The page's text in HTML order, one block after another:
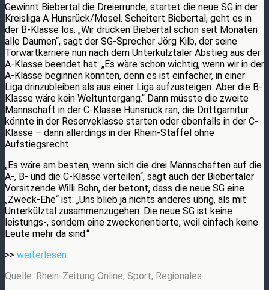
Gewinnt Biebertal die Dreierrunde, startet die neue SG in der
Kreisliga A Hunsrück/Mosel. Scheitert Biebertal, geht es in
der B-Klasse los. „Wir drücken Biebertal schon seit Monaten
alle Daumen“, sagt der SG-Sprecher Jörg Kilb, der seine
Torwartkarriere nun nach dem Unterkülztaler Abstieg aus der
A-Klasse beendet hat. „Es wäre schon wichtig, wenn wir in der
A-Klasse beginnen könnten, denn es ist einfacher, in einer
Liga drinzubleiben als aus einer Liga aufzusteigen. Aber die B-
Klasse wäre kein Weltuntergang.“ Dann müsste die zweite
Mannschaft in der C-Klasse Hunsrück ran, die Drittgarnitur
könnte in der Reserveklasse starten oder ebenfalls in der C-
Klasse – dann allerdings in der Rhein-Staffel ohne
Aufstiegsrecht.
„Es wäre am besten, wenn sich die drei Mannschaften auf die
A-, B- und die C-Klasse verteilen“, sagt auch der Biebertaler
Vorsitzende Willi Bohn, der betont, dass die neue SG eine
„Zweck-Ehe“ ist: „Uns blieb ja nichts anderes übrig, als mit
Unterkülztal zusammenzugehen. Die neue SG ist keine
leistungs-, sondern eine zweckorientierte, weil einfach keine
Leute mehr da sind.“
>> weiterlesen
Quelle: Rhein-Zeitung Online, Sport, Regionales